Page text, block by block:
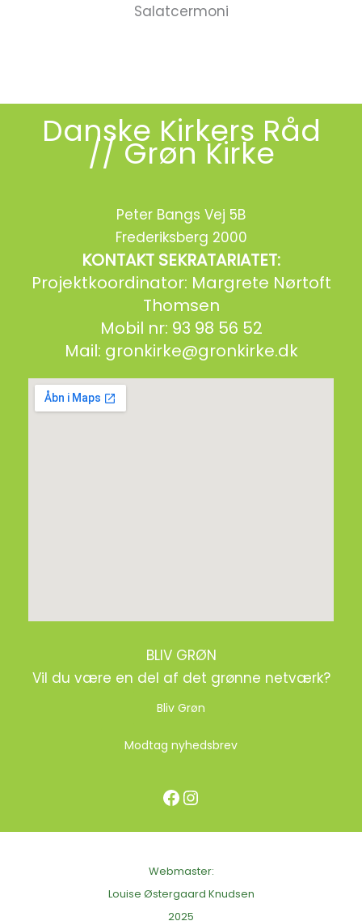
Salatcermoni
Danske Kirkers Råd
// Grøn Kirke
Peter Bangs Vej 5B
Frederiksberg 2000
KONTAKT SEKRATARIATET:
Projektkoordinator: Margrete Nørtoft
Thomsen
Mobil nr: 93 98 56 52
Mail: gronkirke@gronkirke.dk
BLIV GRØN
Vil du være en del af det grønne netværk?
Bliv Grøn
Modtag nyhedsbrev
Facebook Instagram
Webmaster:
Louise Østergaard Knudsen
2025